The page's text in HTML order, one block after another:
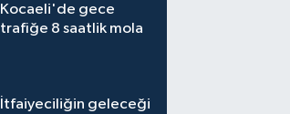
Kocaeli'de gece
trafiğe 8 saatlik mola
İtfaiyeciliğin geleceği